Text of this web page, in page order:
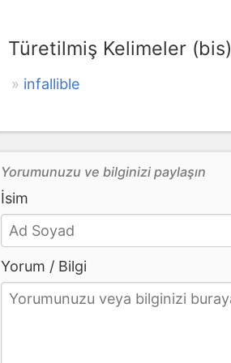
Türetilmiş Kelimeler (bis)
infallible
Yorumunuzu ve bilginizi paylaşın
İsim
Yorum / Bilgi